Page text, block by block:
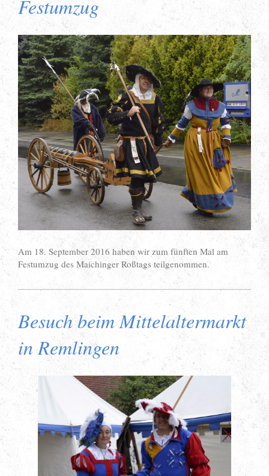
Festumzug
Am 18. September 2016 haben wir zum fünften Mal am
Festumzug des Maichinger Roßtags teilgenommen.
Besuch beim Mittelaltermarkt
in Remlingen